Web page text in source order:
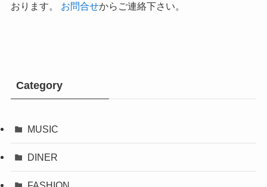
おります。 お問合せからご連絡下さい。
Category
MUSIC
DINER